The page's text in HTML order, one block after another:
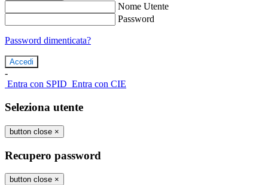
Nome Utente
Password
Password dimenticata?
-
Entra con SPID Entra con CIE
Seleziona utente
button close ×
Recupero password
button close ×